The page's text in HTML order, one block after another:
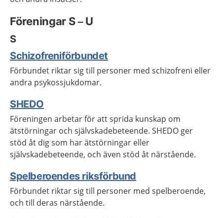
Föreningar S – U
S
Schizofreniförbundet
Förbundet riktar sig till personer med schizofreni eller
andra psykossjukdomar.
SHEDO
Föreningen arbetar för att sprida kunskap om
ätstörningar och självskadebeteende. SHEDO ger
stöd åt dig som har ätstörningar eller
självskadebeteende, och även stöd åt närstående.
Spelberoendes riksförbund
Förbundet riktar sig till personer med spelberoende,
och till deras närstående.